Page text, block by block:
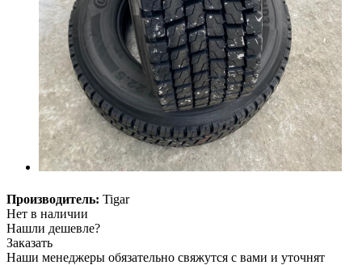
Производитель: Tigar
Нет в наличии
Нашли дешевле?
Заказать
Наши менеджеры обязательно свяжутся с вами и уточнят